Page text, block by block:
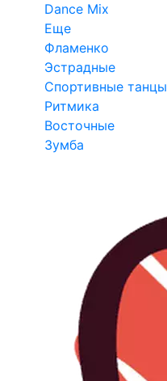
Dance Mix
Еще
Фламенко
Эстрадные
Спортивные танцы
Ритмика
Восточные
Зумба